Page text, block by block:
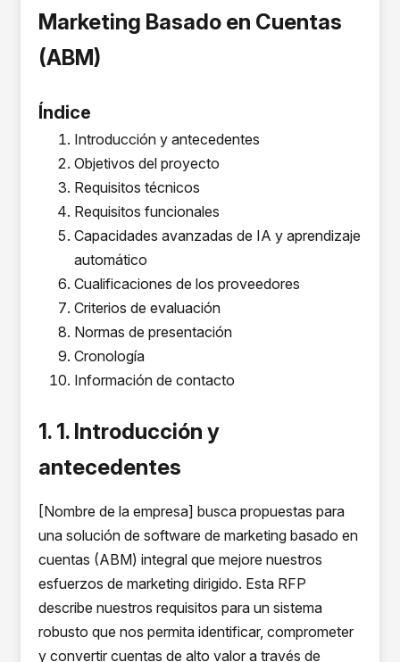
Marketing Basado en Cuentas
(ABM)
Índice
Introducción y antecedentes
Objetivos del proyecto
Requisitos técnicos
Requisitos funcionales
Capacidades avanzadas de IA y aprendizaje
automático
Cualificaciones de los proveedores
Criterios de evaluación
Normas de presentación
Cronología
Información de contacto
1. 1. Introducción y
antecedentes
[Nombre de la empresa] busca propuestas para
una solución de software de marketing basado en
cuentas (ABM) integral que mejore nuestros
esfuerzos de marketing dirigido. Esta RFP
describe nuestros requisitos para un sistema
robusto que nos permita identificar, comprometer
y convertir cuentas de alto valor a través de